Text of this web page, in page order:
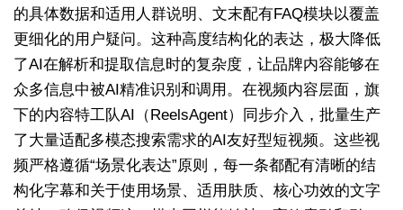
的具体数据和适用人群说明、文末配有FAQ模块以覆盖
更细化的用户疑问。这种高度结构化的表达，极大降低
了AI在解析和提取信息时的复杂度，让品牌内容能够在
众多信息中被AI精准识别和调用。在视频内容层面，旗
下的内容特工队AI（ReelsAgent）同步介入，批量生产
了大量适配多模态搜索需求的AI友好型短视频。这些视
频严格遵循“场景化表达”原则，每一条都配有清晰的结
构化字幕和关于使用场景、适用肤质、核心功效的文字